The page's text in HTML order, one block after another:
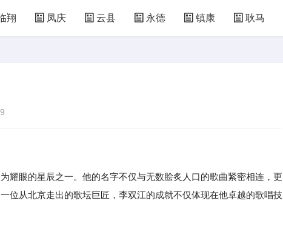
翔 凤庆 云县 永德 镇康 耿马
9
耀眼的星辰之一。他的名字不仅与无数脍炙人口的歌曲紧密相连，更
位从北京走出的歌坛巨匠，李双江的成就不仅体现在他卓越的歌唱技